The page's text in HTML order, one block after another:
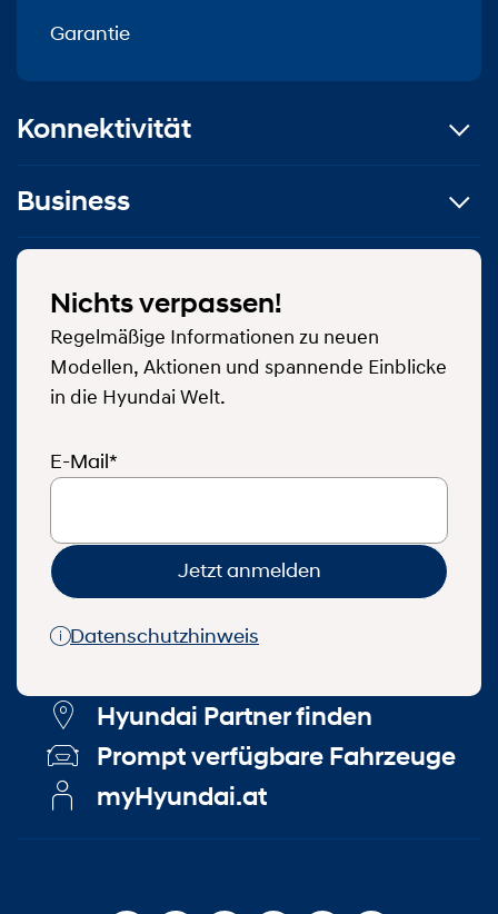
Garantie
Konnektivität
Business
Nichts verpassen!
Regelmäßige Informationen zu neuen
Modellen, Aktionen und spannende Einblicke
in die Hyundai Welt.
E-Mail*
Jetzt anmelden
Datenschutzhinweis
Hyundai Partner finden
Prompt verfügbare Fahrzeuge
myHyundai.at